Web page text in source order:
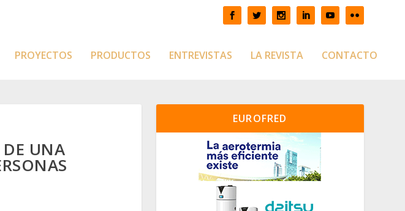
PROYECTOS PRODUCTOS ENTREVISTAS LA REVISTA CONTACTO
DE UNA
EUROFRED